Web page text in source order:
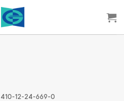
410-12-24-669-0